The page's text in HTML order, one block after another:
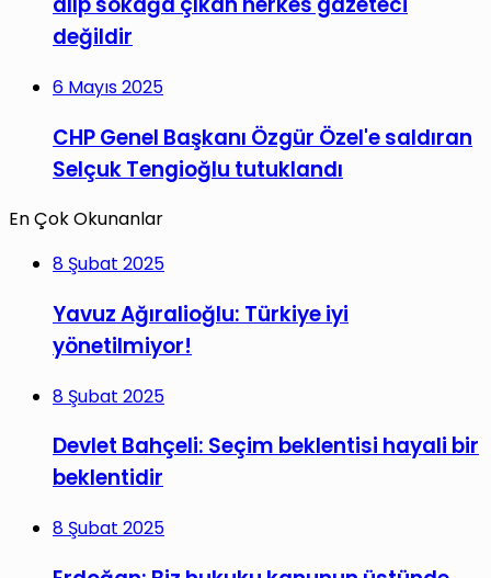
değildir
6 Mayıs 2025
CHP Genel Başkanı Özgür Özel'e saldıran
Selçuk Tengioğlu tutuklandı
En Çok Okunanlar
8 Şubat 2025
Yavuz Ağıralioğlu: Türkiye iyi
yönetilmiyor!
8 Şubat 2025
Devlet Bahçeli: Seçim beklentisi hayali bir
beklentidir
8 Şubat 2025